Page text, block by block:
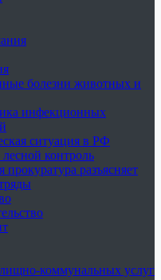
болезни животных и
инфекционных
ситуация в РФ
контроль
разъясняет
коммунальных услуг